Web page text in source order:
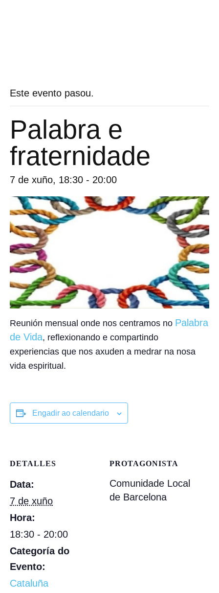
Este evento pasou.
Palabra e
fraternidade
7 de xuño, 18:30 - 20:00
Reunión mensual onde nos centramos no Palabra
de Vida, reflexionando e compartindo
experiencias que nos axuden a medrar na nosa
vida espiritual.
Engadir ao calendario
DETALLES
Data:
7 de xuño
Hora:
18:30 - 20:00
Categoría do
Evento:
Cataluña
PROTAGONISTA
Comunidade Local
de Barcelona